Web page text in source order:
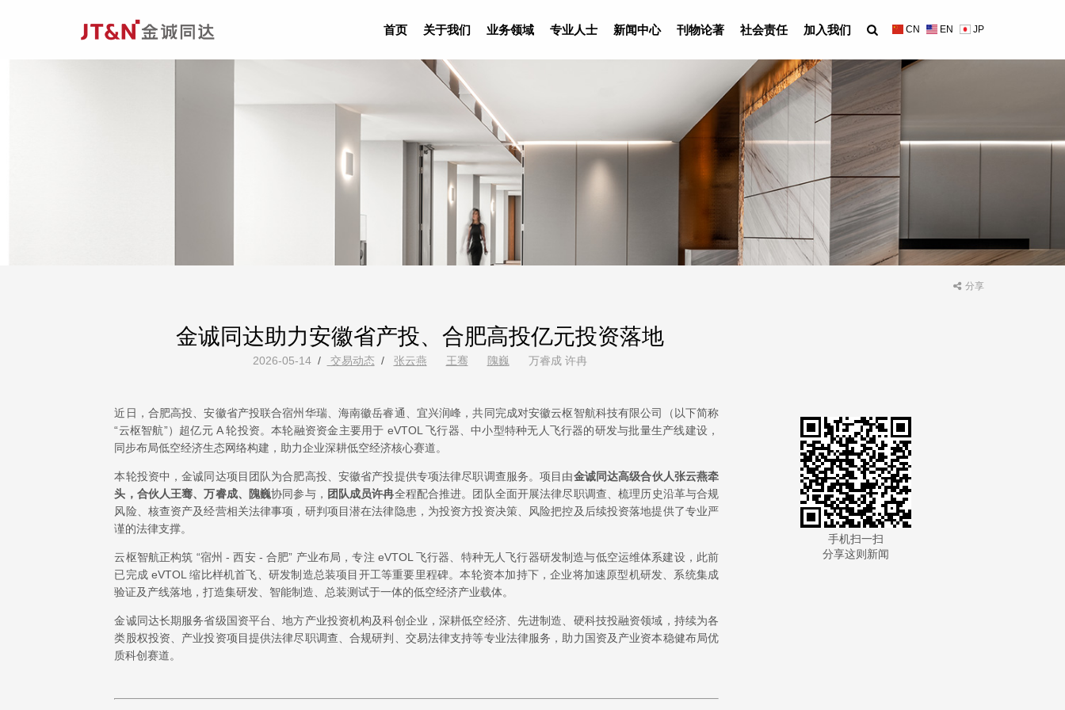
首页 关于我们 业务领域 专业人士 新闻中心 刊物论著 社会责任 加入我们 CN EN JP
分享
金诚同达助力安徽省产投、合肥高投亿元投资落地
2026-05-14 / 交易动态 / 张云燕 王骞 隗巍 万睿成 许冉
近日，合肥高投、安徽省产投联合宿州华瑞、海南徽岳睿通、宜兴润峰，共同完成对安徽云枢智航科技有限公司（以下简称
“云枢智航”）超亿元 A 轮投资。本轮融资资金主要用于 eVTOL 飞行器、中小型特种无人飞行器的研发与批量生产线建设，
同步布局低空经济生态网络构建，助力企业深耕低空经济核心赛道。
本轮投资中，金诚同达项目团队为合肥高投、安徽省产投提供专项法律尽职调查服务。项目由金诚同达高级合伙人张云燕牵
头，合伙人王骞、万睿成、隗巍协同参与， 团队成员许冉全程配合推进。团队全面开展法律尽职调查、梳理历史沿革与合规
风险、核查资产及经营相关法律事项，研判项目潜在法律隐患，为投资方投资决策、风险把控及后续投资落地提供了专业严
谨的法律支撑。
云枢智航正构筑 “宿州 - 西安 - 合肥” 产业布局，专注 eVTOL 飞行器、特种无人飞行器研发制造与低空运维体系建设，此前
已完成 eVTOL 缩比样机首飞、研发制造总装项目开工等重要里程碑。本轮资本加持下，企业将加速原型机研发、系统集成
验证及产线落地，打造集研发、智能制造、总装测试于一体的低空经济产业载体。
金诚同达长期服务省级国资平台、地方产业投资机构及科创企业，深耕低空经济、先进制造、硬科技投融资领域，持续为各
类股权投资、产业投资项目提供法律尽职调查、合规研判、交易法律支持等专业法律服务，助力国资及产业资本稳健布局优
质科创赛道。
手机扫一扫
分享这则新闻